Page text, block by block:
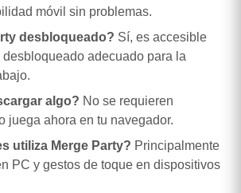
móvil sin problemas.
desbloqueado? Sí, es accesible
adecuado para la
algo? No se requieren
juega ahora en tu navegador.
utiliza Merge Party? Principalmente
PC y gestos de toque en dispositivos